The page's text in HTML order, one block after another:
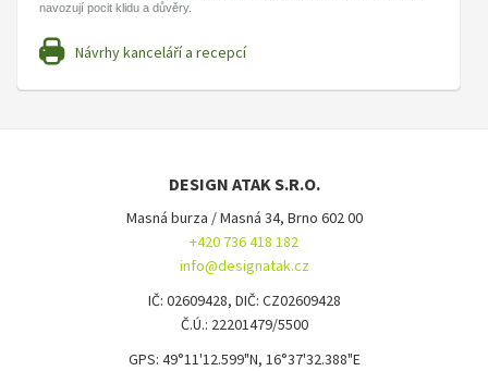
navozují pocit klidu a důvěry.
Návrhy kanceláří a recepcí
DESIGN ATAK S.R.O.
Masná burza / Masná 34, Brno 602 00
+420 736 418 182
info@designatak.cz
IČ: 02609428, DIČ: CZ02609428
Č.Ú.: 22201479/5500
GPS: 49°11'12.599"N, 16°37'32.388"E